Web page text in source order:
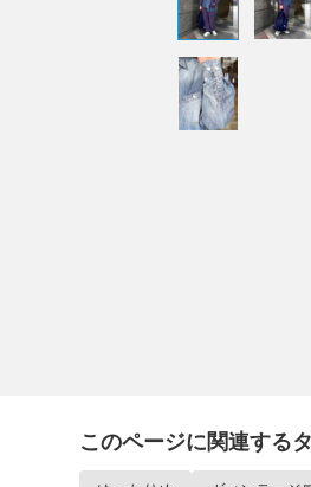
このページに関連する